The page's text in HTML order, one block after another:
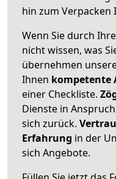
hin zum Verpacken
Wenn Sie durch
nicht wissen, was
übernehmen
Ihnen kompetente
einer Checkliste.
Dienste in
sich zurück.
Erfahrung in der
sich Angebote.